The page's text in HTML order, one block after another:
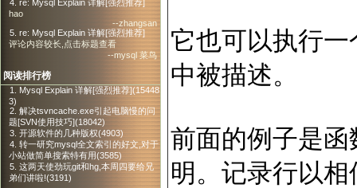
4. re: Mysql Explain 详解[强烈推荐]
hao
--zhangsan
5. re: Mysql Explain 详解[强烈推荐]
评论内容较长,点击标题查看
--mysql 菜鸟
阅读排行榜
1. Mysql Explain 详解[强烈推荐](15448
3)
2. 解决tsvncache.exe引起电脑慢的问
题[SVN使用技巧](18042)
3. 开源软件的几种版权(4903)
4. 转一研究mysql全文索引的好文,对于
小站做简单搜索特有用(3585)
5. 这两天使劲玩git和hg,本周四要给兄
弟们讲啦!(3191)
它也可以执行
中被描述。
前面的例子是
明。记录行以